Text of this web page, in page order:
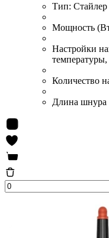
Тип: Стайлер
Мощность
Настройки
температуры,
Количество
Длина шнура